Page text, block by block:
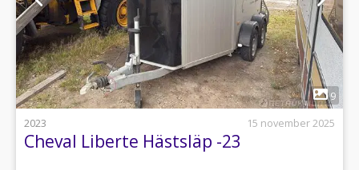
1
9
2023
15 november 2025
Cheval Liberte Hästsläp -23